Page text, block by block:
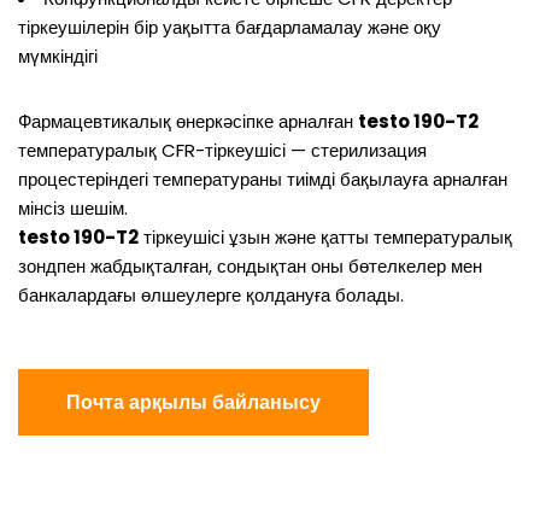
тіркеушілерін бір уақытта бағдарламалау және оқу
мүмкіндігі
Фармацевтикалық өнеркәсіпке арналған testo 190-T2
температуралық CFR-тіркеушісі — стерилизация
процестеріндегі температураны тиімді бақылауға арналған
мінсіз шешім.
testo 190-T2тіркеушісі ұзын және қатты температуралық
зондпен жабдықталған, сондықтан оны бөтелкелер мен
банкалардағы өлшеулерге қолдануға болады.
Почта арқылы байланысу